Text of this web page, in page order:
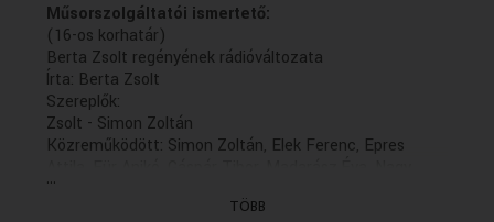
Műsorszolgáltatói ismertető:
(16-os korhatár)
Berta Zsolt regényének rádióváltozata
Írta: Berta Zsolt
Szereplők:
Zsolt - Simon Zoltán
Közreműködött: Simon Zoltán, Elek Ferenc, Epres
Dániel Viktor, Nagy Katica, Őze Áron, Rába Roland,
...
TÖBB